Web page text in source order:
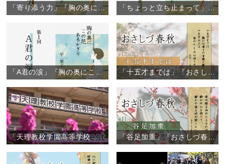
「寄り添う力」『胸の奥にこの花あるかぎり』（3） 「ちょっと立ち止まって」『胸の奥にこの花あるかぎり』（2）
「A君の涙」『胸の奥にこの花あるかぎり』（1） 「十五才までは」『おさしづ春秋』（12）
「天理教校学園高等学校 卒業式」 「谷足加重」『おさしづ春秋』（11）